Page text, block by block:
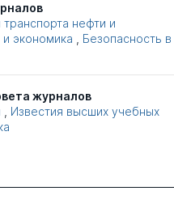
нефти и
экономика
Безопасность в
журналов
Известия высших учебных